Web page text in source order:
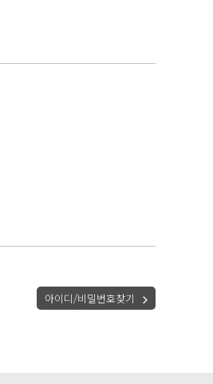
아이디/비밀번호찾기